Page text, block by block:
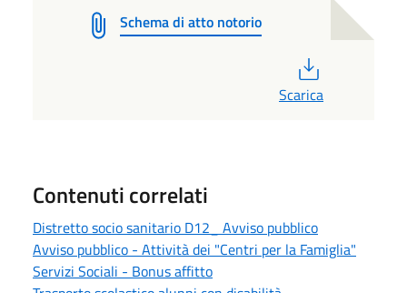
Schema di atto notorio
Scarica
Contenuti correlati
Distretto socio sanitario D12_ Avviso pubblico
Avviso pubblico - Attività dei "Centri per la Famiglia"
Servizi Sociali - Bonus affitto